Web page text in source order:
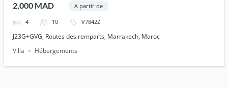
2,000 MAD A partir de
4 10 V7842Z
J23G+GVG, Routes des remparts, Marrakech, Maroc
Villa
Hébergements